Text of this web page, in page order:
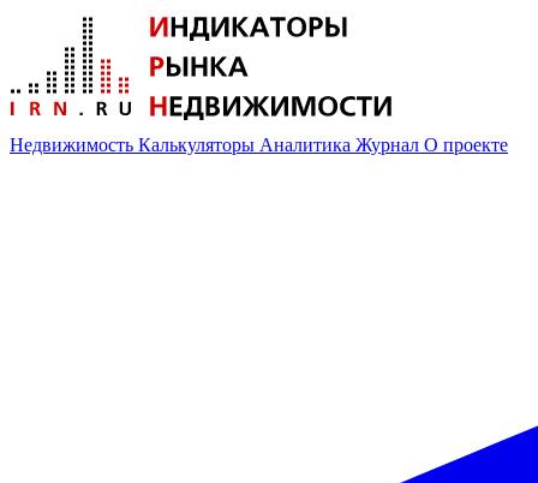
Недвижимость Калькуляторы Аналитика Журнал О проекте